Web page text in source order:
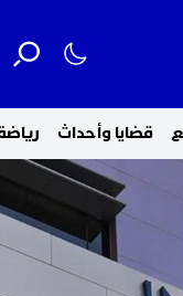
قضايا وأحداث